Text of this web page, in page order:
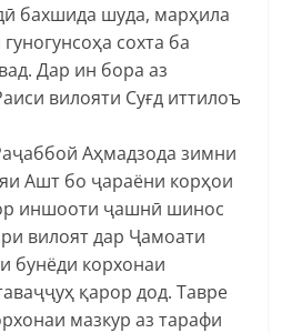
бахшида шуда, марҳила
сохта ба
Дар ин бора аз
вилояти Суғд иттилоъ
Аҳмадзода зимни
Ашт бо ҷараёни корҳои
иншооти ҷашнӣ шинос
вилоят дар Ҷамоати
бунёди корхонаи
қарор дод. Тавре
мазкур аз тарафи